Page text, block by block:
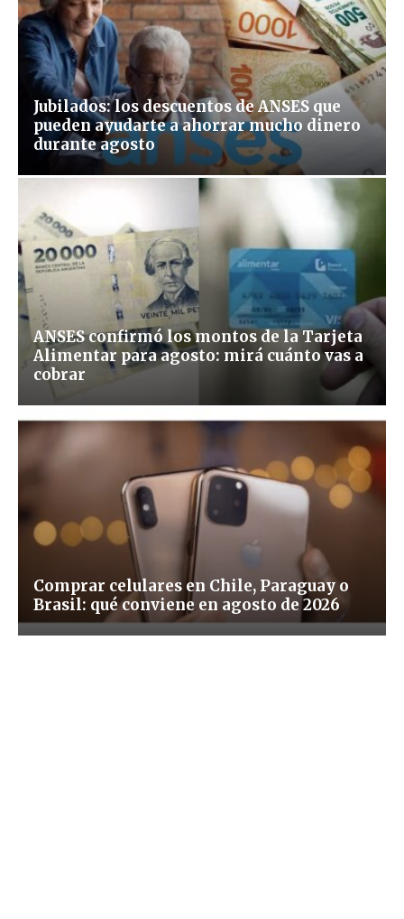
Jubilados: los descuentos de ANSES que
pueden ayudarte a ahorrar mucho dinero
durante agosto
ANSES confirmó los montos de la Tarjeta
Alimentar para agosto: mirá cuánto vas a
cobrar
Comprar celulares en Chile, Paraguay o
Brasil: qué conviene en agosto de 2026